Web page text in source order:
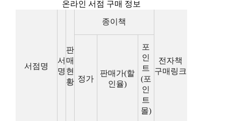
온라인 서점 구매 정보
서점명
서
명
판
매
현
황
종이책
전자책
구매링크
정가
판매가(할
인율)
포
인
트
(포
인
트
몰)